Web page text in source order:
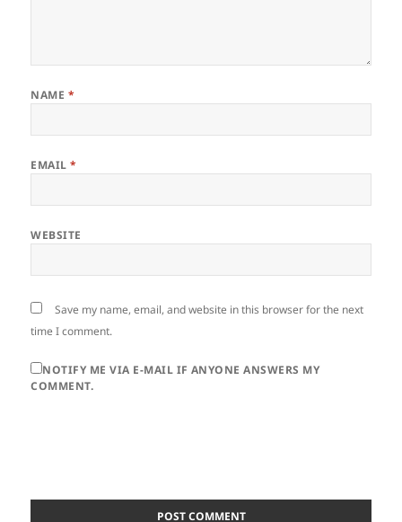
NAME *
EMAIL*
WEBSITE
Save my name, email, and website in this browser for the next
time I comment.
NOTIFY ME VIA E-MAIL IF ANYONE ANSWERS MY
COMMENT.